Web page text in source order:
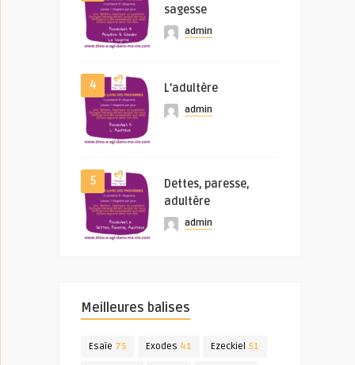
sagesse
admin
4 L’adultère
admin
5
Dettes, paresse,
adultère
admin
Meilleures balises
Esaïe 75 Exodes 41 Ezeckiel 51